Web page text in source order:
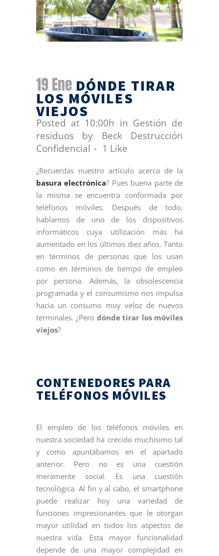
19 Ene DÓNDE TIRAR
LOS MÓVILES
VIEJOS
Posted at 10:00h in Gestión de
residuos
by Beck Destrucción
Confidencial
1 Like
¿Recuerdas nuestro artículo acerca de la
basura electrónica? Pues buena parte de
la misma se encuentra conformada por
teléfonos móviles. Después de todo,
hablamos de uno de los dispositivos
informáticos cuya utilización más ha
aumentado en los últimos diez años. Tanto
en términos de personas que los usan
como en términos de tiempo de empleo
por persona. Además, la obsolescencia
programada y el consumismo nos impulsa
hacia un consumo muy veloz de nuevos
terminales. ¿Pero dónde tirar los móviles
viejos?
CONTENEDORES PARA
TELÉFONOS MÓVILES
El empleo de los teléfonos móviles en
nuestra sociedad ha crecido muchísimo tal
y como apuntábamos en el apartado
anterior. Pero no es una cuestión
meramente social. Es una cuestión
tecnológica. Al fin y al cabo, el smartphone
puede realizar hoy una variedad de
funciones impresionantes que le otorgan
mayor utilidad en todos los aspectos de
nuestra vida. Esta mayor funcionalidad
depende de una mayor complejidad en